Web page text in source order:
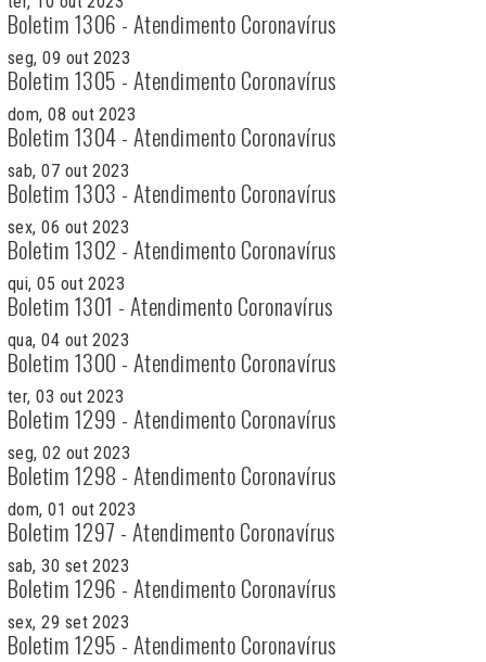
Boletim 1306 - Atendimento Coronavírus
seg, 09 out 2023
Boletim 1305 - Atendimento Coronavírus
dom, 08 out 2023
Boletim 1304 - Atendimento Coronavírus
sab, 07 out 2023
Boletim 1303 - Atendimento Coronavírus
sex, 06 out 2023
Boletim 1302 - Atendimento Coronavírus
qui, 05 out 2023
Boletim 1301 - Atendimento Coronavírus
qua, 04 out 2023
Boletim 1300 - Atendimento Coronavírus
ter, 03 out 2023
Boletim 1299 - Atendimento Coronavírus
seg, 02 out 2023
Boletim 1298 - Atendimento Coronavírus
dom, 01 out 2023
Boletim 1297 - Atendimento Coronavírus
sab, 30 set 2023
Boletim 1296 - Atendimento Coronavírus
sex, 29 set 2023
Boletim 1295 - Atendimento Coronavírus